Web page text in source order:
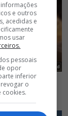
e outros
acedidas e
usar
pessoais
opor
inferior
o
cookies.